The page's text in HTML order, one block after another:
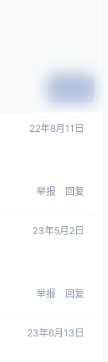
22年8月11日
举报 回复
23年5月2日
举报 回复
23年6月13日